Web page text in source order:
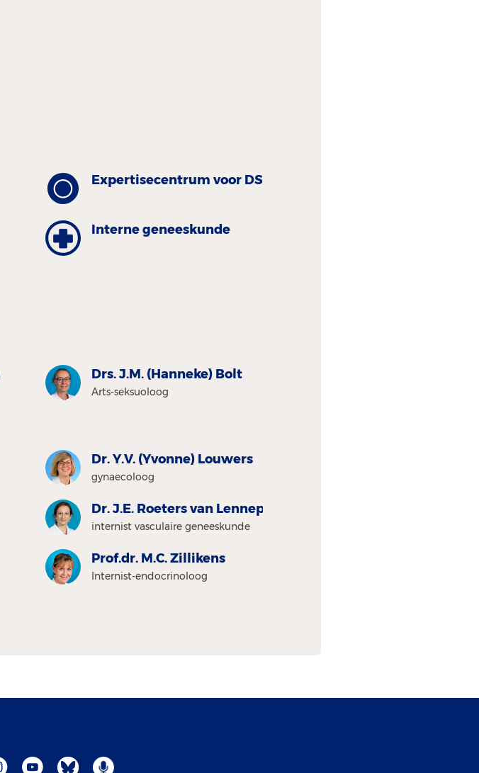
Expertisecentrum voor DSD
Interne geneeskunde
Drs. J.M. (Hanneke) Bolt
Arts-seksuoloog
Dr. Y.V. (Yvonne) Louwers
gynaecoloog
Dr. J.E. Roeters van Lennep
internist vasculaire geneeskunde
Prof.dr. M.C. Zillikens
Internist-endocrinoloog